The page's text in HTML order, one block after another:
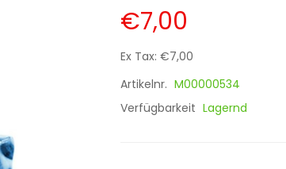
€7,00
Ex Tax: €7,00
Artikelnr. M00000534
Verfügbarkeit Lagernd